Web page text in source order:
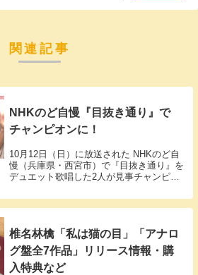
関連記事
NHKのど自慢『目抜き通り』で
チャンピオンに！
10月12日（日）に放送された NHKのど自
慢（兵庫県・西宮市）で『目抜き通り』を
デュエット歌唱した2人が見事チャンピオ
椎名林檎「私は猫の目」「アナロ
グ盤全7作品」リリース情報・購
入特典など